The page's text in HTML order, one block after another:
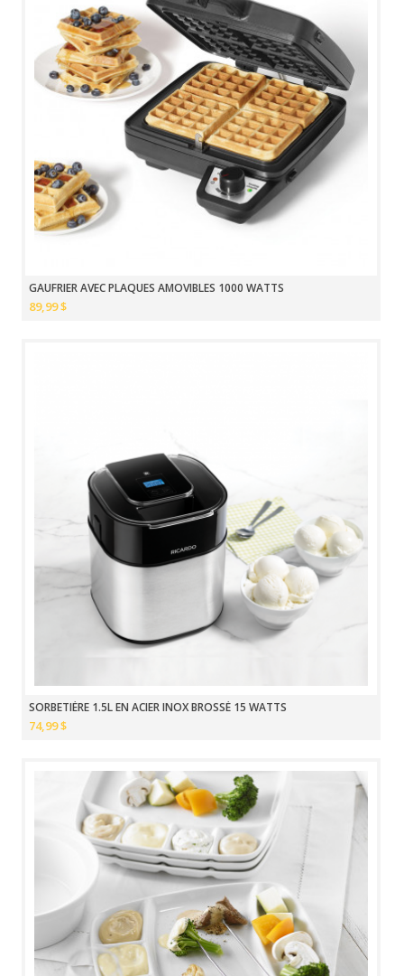
GAUFRIER AVEC PLAQUES AMOVIBLES 1000 WATTS
89,99 $
SORBETIÈRE 1.5L EN ACIER INOX BROSSÉ 15 WATTS
74,99 $